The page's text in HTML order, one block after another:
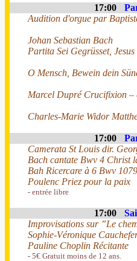
17:00
Audition d'orgue par
Johan Sebastian Bach
Partita Sei Gegrüsset,
O Mensch, Bewein dein
Marcel Dupré Crucifixion –
Charles-Marie Widor
17:00
Camerata St Louis dir.
Bach cantate Bwv 4 Christ
Bah Ricercare à 6 Bwv
Poulenc Priez pour la paix
- entrée libre
17:00
Improvisations sur ”Le
Sophie-Véronique
Pauline Choplin Récitante
- 5€ Gratuit moins de 12 ans.